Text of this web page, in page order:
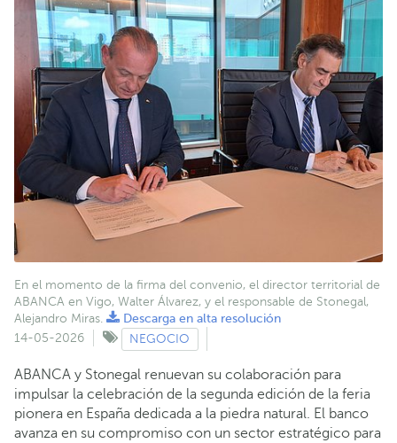
En el momento de la firma del convenio, el director territorial de
ABANCA en Vigo, Walter Álvarez, y el responsable de Stonegal,
Alejandro Miras.
Descarga en alta resolución
14-05-2026
NEGOCIO
ABANCA y Stonegal renuevan su colaboración para
impulsar la celebración de la segunda edición de la feria
pionera en España dedicada a la piedra natural. El banco
avanza en su compromiso con un sector estratégico para